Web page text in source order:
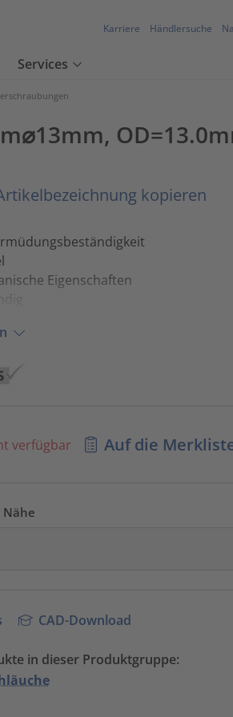
Karriere Händlersuche
Services
kopieren
Eigenschaften
verfügbar Auf die
Nähe
CAD-Download
in dieser Produktgruppe: